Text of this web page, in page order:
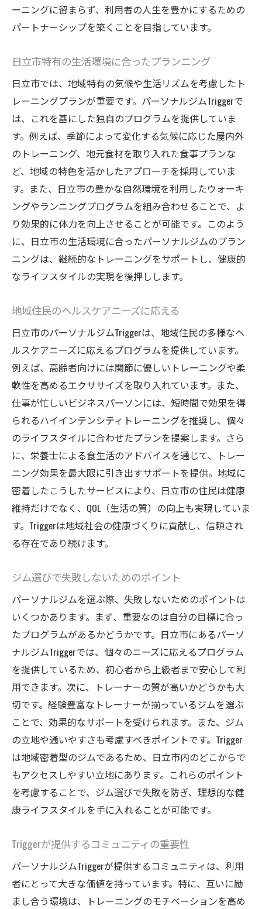
ーニングに留まらず、利用者の人生を豊かにするための
パートナーシップを築くことを目指しています。
日立市特有の生活環境に合ったプランニング
日立市では、地域特有の気候や生活リズムを考慮したト
レーニングプランが重要です。パーソナルジムTriggerで
は、これを基にした独自のプログラムを提供していま
す。例えば、季節によって変化する気候に応じた屋内外
のトレーニング、地元食材を取り入れた食事プランな
ど、地域の特色を活かしたアプローチを採用していま
す。また、日立市の豊かな自然環境を利用したウォーキ
ングやランニングプログラムを組み合わせることで、よ
り効果的に体力を向上させることが可能です。このよう
に、日立市の生活環境に合ったパーソナルジムのプラン
ニングは、継続的なトレーニングをサポートし、健康的
なライフスタイルの実現を後押しします。
地域住民のヘルスケアニーズに応える
日立市のパーソナルジムTriggerは、地域住民の多様なヘ
ルスケアニーズに応えるプログラムを提供しています。
例えば、高齢者向けには関節に優しいトレーニングや柔
軟性を高めるエクササイズを取り入れています。また、
仕事が忙しいビジネスパーソンには、短時間で効果を得
られるハイインテンシティトレーニングを推奨し、個々
のライフスタイルに合わせたプランを提案します。さら
に、栄養士による食生活のアドバイスを通じて、トレー
ニング効果を最大限に引き出すサポートを提供。地域に
密着したこうしたサービスにより、日立市の住民は健康
維持だけでなく、QOL（生活の質）の向上も実現していま
す。Triggerは地域社会の健康づくりに貢献し、信頼され
る存在であり続けます。
ジム選びで失敗しないためのポイント
パーソナルジムを選ぶ際、失敗しないためのポイントは
いくつかあります。まず、重要なのは自分の目標に合っ
たプログラムがあるかどうかです。日立市にあるパーソ
ナルジムTriggerでは、個々のニーズに応えるプログラム
を提供しているため、初心者から上級者まで安心して利
用できます。次に、トレーナーの質が高いかどうかも大
切です。経験豊富なトレーナーが揃っているジムを選ぶ
ことで、効果的なサポートを受けられます。また、ジム
の立地や通いやすさも考慮すべきポイントです。Trigger
は地域密着型のジムであるため、日立市内のどこからで
もアクセスしやすい立地にあります。これらのポイント
を考慮することで、ジム選びで失敗を防ぎ、理想的な健
康ライフスタイルを手に入れることが可能です。
Triggerが提供するコミュニティの重要性
パーソナルジムTriggerが提供するコミュニティは、利用
者にとって大きな価値を持っています。特に、互いに励
まし合う環境は、トレーニングのモチベーションを高め